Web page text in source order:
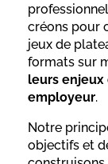
créons pour
jeux de
formats sur
leurs
employeur.
Notre
objectifs et